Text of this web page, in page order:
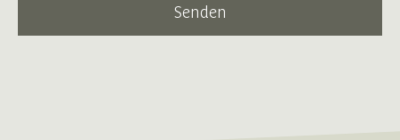
Senden